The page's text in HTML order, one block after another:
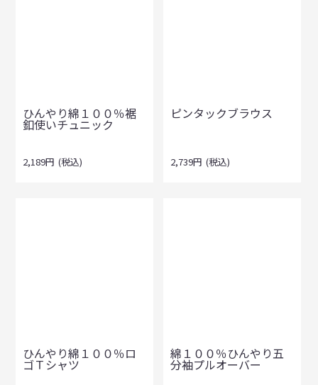
ひんやり綿１００％裾
釦使いチュニック
2,189円 (税込)
ピンタックブラウス
2,739円 (税込)
ひんやり綿１００％ロ
ゴＴシャツ
綿１００％ひんやり五
分袖プルオーバー